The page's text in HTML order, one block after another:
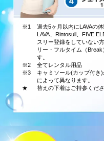
※1
過去5ヶ月以内にLAVAの
LAVA、Rintosull、FIVE
スリー登録をしていない
リー・フルタイム（
す。
※2
全てレンタル用品
※3
キャミソール(カップ付き
によって異なります。
★
替えの下着はご持参くださ